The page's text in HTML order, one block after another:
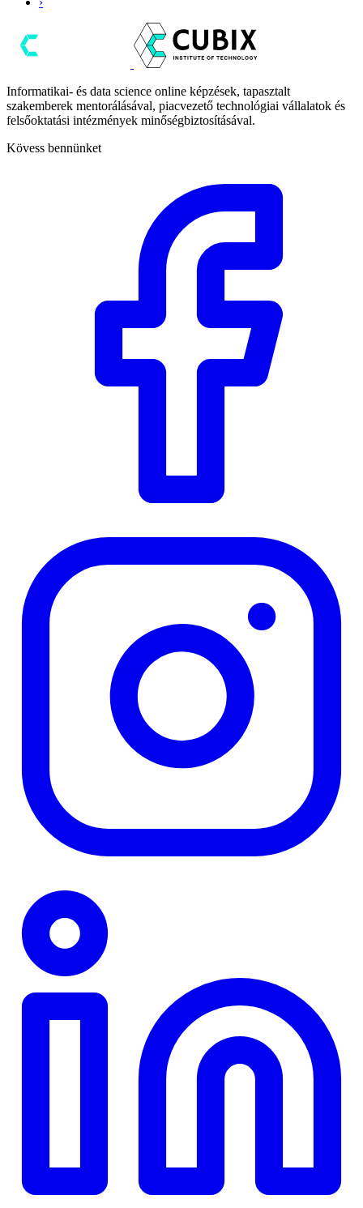
Informatikai- és data science online képzések, tapasztalt
szakemberek mentorálásával, piacvezető technológiai vállalatok és
felsőoktatási intézmények minőségbiztosításával.
Kövess bennünket